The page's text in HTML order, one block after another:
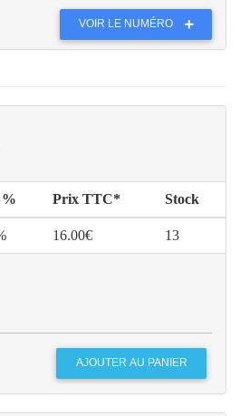
VOIR LE NUMÉRO
Prix TTC* Stock
16.00€ 13